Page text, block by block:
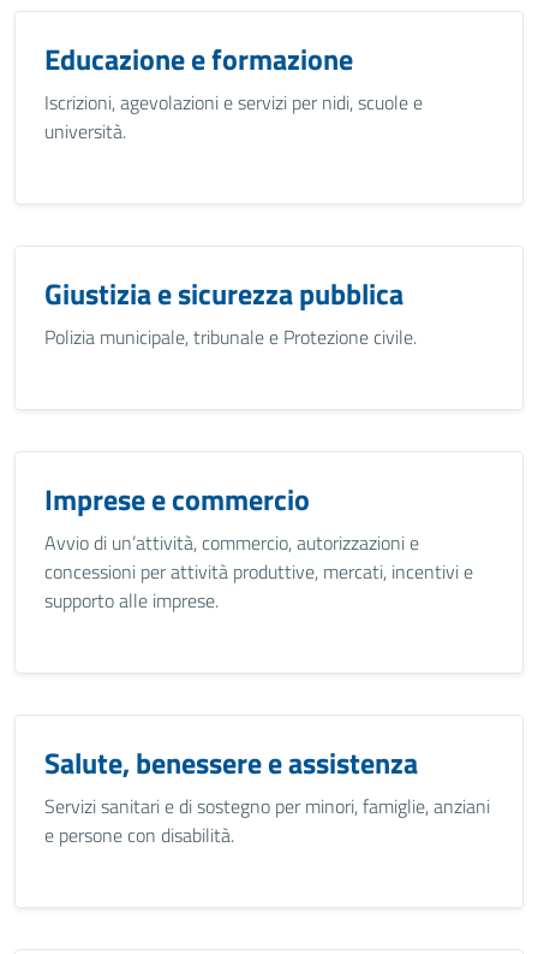
Educazione e formazione
Iscrizioni, agevolazioni e servizi per nidi, scuole e
università.
Giustizia e sicurezza pubblica
Polizia municipale, tribunale e Protezione civile.
Imprese e commercio
Avvio di un’attività, commercio, autorizzazioni e
concessioni per attività produttive, mercati, incentivi e
supporto alle imprese.
Salute, benessere e assistenza
Servizi sanitari e di sostegno per minori, famiglie, anziani
e persone con disabilità.